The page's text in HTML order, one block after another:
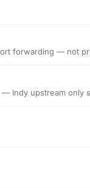
forwarding — not
Indy upstream only